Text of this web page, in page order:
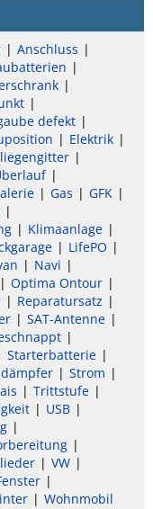
Anschluss
defekt
Elektrik
Gas
GFK
Klimaanlage
LifePO
Navi
Optima Ontour
Reparatursatz
SAT-Antenne
Starterbatterie
Strom
Trittstufe
USB
VW
Wohnmobil